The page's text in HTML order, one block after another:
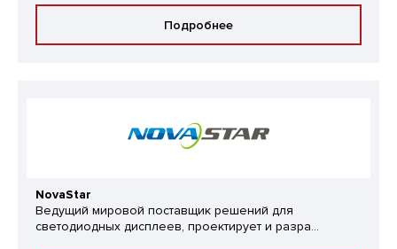
Подробнее
NovaStar
Ведущий мировой поставщик решений для
светодиодных дисплеев, проектирует и разра...